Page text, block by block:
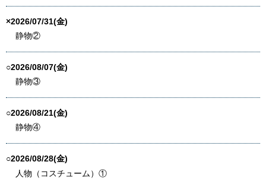
×2026/07/31(金)
静物②
○2026/08/07(金)
静物③
○2026/08/21(金)
静物④
○2026/08/28(金)
人物（コスチューム）①